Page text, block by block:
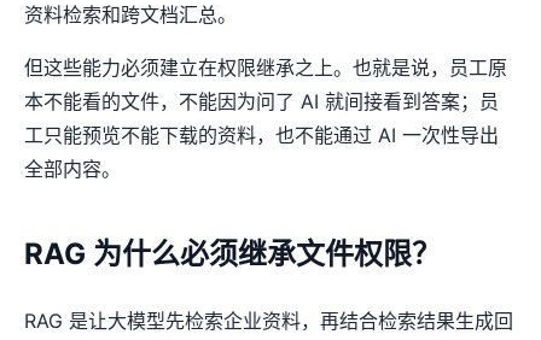
资料检索和跨文档汇总。
但这些能力必须建立在权限继承之上。也就是说，员工原
本不能看的文件，不能因为问了 AI 就间接看到答案；员
工只能预览不能下载的资料，也不能通过 AI 一次性导出
全部内容。
RAG 为什么必须继承文件权限？
RAG 是让大模型先检索企业资料，再结合检索结果生成回